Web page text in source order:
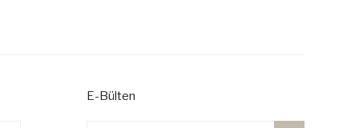
E-Bülten